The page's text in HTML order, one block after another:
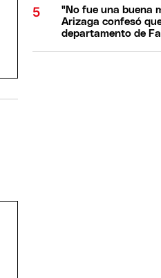
"No fue una buena
Arizaga confesó
departamento de